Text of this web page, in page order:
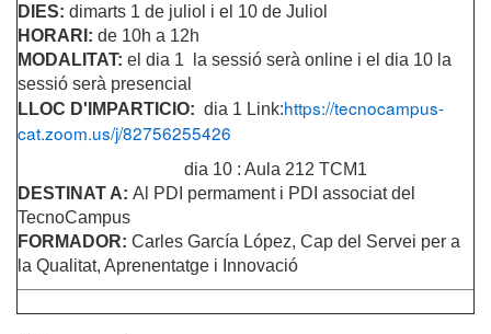
DIES: dimarts 1 de juliol i el 10 de Juliol
HORARI: de 10h a 12h
MODALITAT: el dia 1 la sessió serà online i el dia 10 la
sessió serà presencial
LLOC D'IMPARTICIO: dia 1 Link:https://tecnocampus-
cat.zoom.us/j/82756255426
dia 10 : Aula 212 TCM1
DESTINAT A: Al PDI permament i PDI associat del
TecnoCampus
FORMADOR: Carles García López, Cap del Servei per a
la Qualitat, Aprenentatge i Innovació